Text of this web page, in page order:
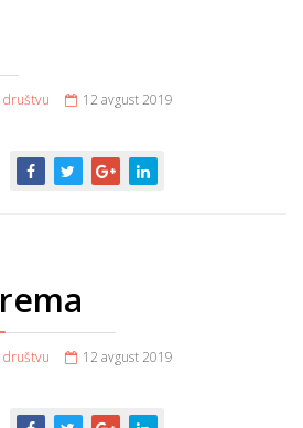
društvu 12 avgust 2019
društvu 12 avgust 2019